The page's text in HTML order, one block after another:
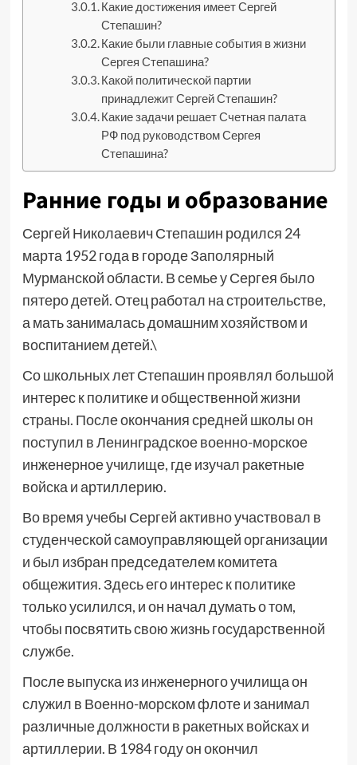
Какие достижения имеет Сергей
Степашин?
Какие были главные события в жизни
Сергея Степашина?
Какой политической партии
принадлежит Сергей Степашин?
Какие задачи решает Счетная палата
РФ под руководством Сергея
Степашина?
Ранние годы и образование
Сергей Николаевич Степашин родился 24
марта 1952 года в городе Заполярный
Мурманской области. В семье у Сергея было
пятеро детей. Отец работал на строительстве,
а мать занималась домашним хозяйством и
воспитанием детей.\
Со школьных лет Степашин проявлял большой
интерес к политике и общественной жизни
страны. После окончания средней школы он
поступил в Ленинградское военно-морское
инженерное училище, где изучал ракетные
войска и артиллерию.
Во время учебы Сергей активно участвовал в
студенческой самоуправляющей организации
и был избран председателем комитета
общежития. Здесь его интерес к политике
только усилился, и он начал думать о том,
чтобы посвятить свою жизнь государственной
службе.
После выпуска из инженерного училища он
служил в Военно-морском флоте и занимал
различные должности в ракетных войсках и
артиллерии. В 1984 году он окончил